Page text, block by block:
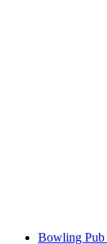
Bowling Pub